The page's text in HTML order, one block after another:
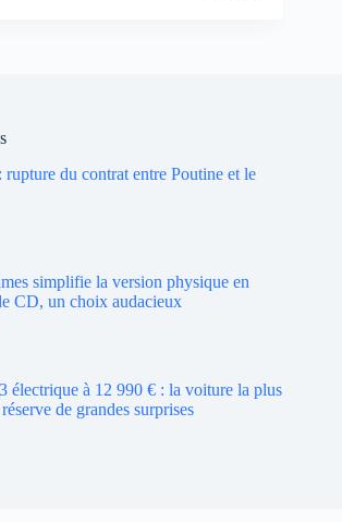
du contrat entre Poutine et le
simplifie la version physique en
CD, un choix audacieux
électrique à 12 990 € : la voiture la plus
de grandes surprises